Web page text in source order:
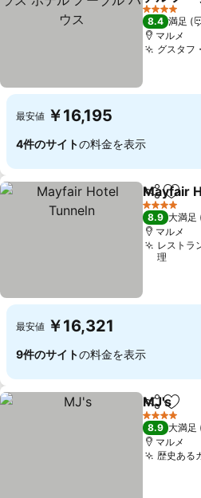
4 ホテルのラ
8.4 満足
マルメ
グスタフ
最安値 ￥16,195
4件のサイトの料金を表示
シェアお気
Mayfair
4 ホテルのラ
8.9 大満足
マルメ
レストラ
理
最安値 ￥16,321
9件のサイトの料金を表示
シェアお気
MJ's
4 ホテルのラ
8.9 大満足
マルメ
歴史ある